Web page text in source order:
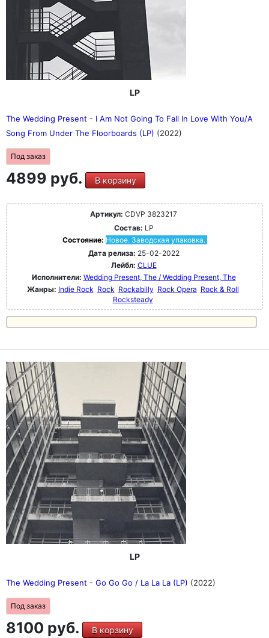
LP
The Wedding Present - I Am Not Going To Fall In Love With You/A
Song From Under The Floorboards (LP) (2022)
Под заказ
4899 руб. В корзину
Артикул: CDVP 3823217
Состав: LP
Состояние: Новое. Заводская упаковка.
Дата релиза: 25-02-2022
Лейбл: CLUE
Исполнители: Wedding Present, The / Wedding Present, The
Жанры: Indie Rock Rock Rockabilly Rock Opera Rock & Roll
Rocksteady
LP
The Wedding Present - Go Go Go / La La La (LP) (2022)
Под заказ
8100 руб. В корзину